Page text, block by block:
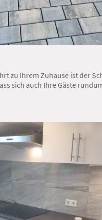
zu Ihrem Zuhause ist der
sich auch Ihre Gäste